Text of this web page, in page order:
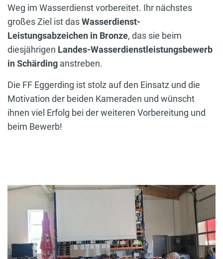
Weg im Wasserdienst vorbereitet. Ihr nächstes
großes Ziel ist dasWasserdienst-
Leistungsabzeichen in Bronze, das sie beim
diesjährigen Landes-Wasserdienstleistungsbewerb
in Schärding anstreben.
Die FF Eggerding ist stolz auf den Einsatz und die
Motivation der beiden Kameraden und wünscht
ihnen viel Erfolg bei der weiteren Vorbereitung und
beim Bewerb!